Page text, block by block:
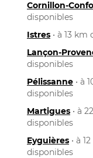
Cornillon-
disponibles
Istres • à 13
Lançon-
disponibles
Pélissanne • à
disponibles
Martigues • à
disponibles
Eyguières • à
disponibles